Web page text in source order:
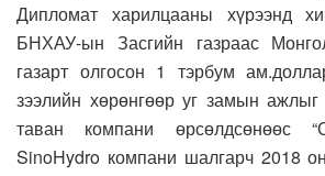
Дипломат харилцааны хүрээнд
БНХАУ-ын Засгийн газраас
газарт олгосон 1 тэрбум
зээлийн хөрөнгөөр уг замын ажлыг
таван компани өрсөлдсөнөөс
SinoHydro компани шалгарч 2018